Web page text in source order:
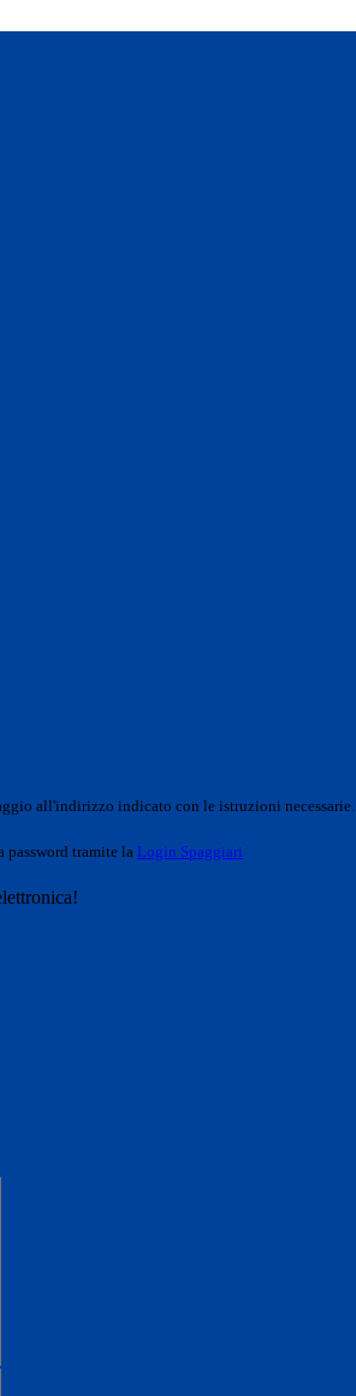
all'indirizzo indicato con le istruzioni necessarie.
password tramite la Login Spaggiari